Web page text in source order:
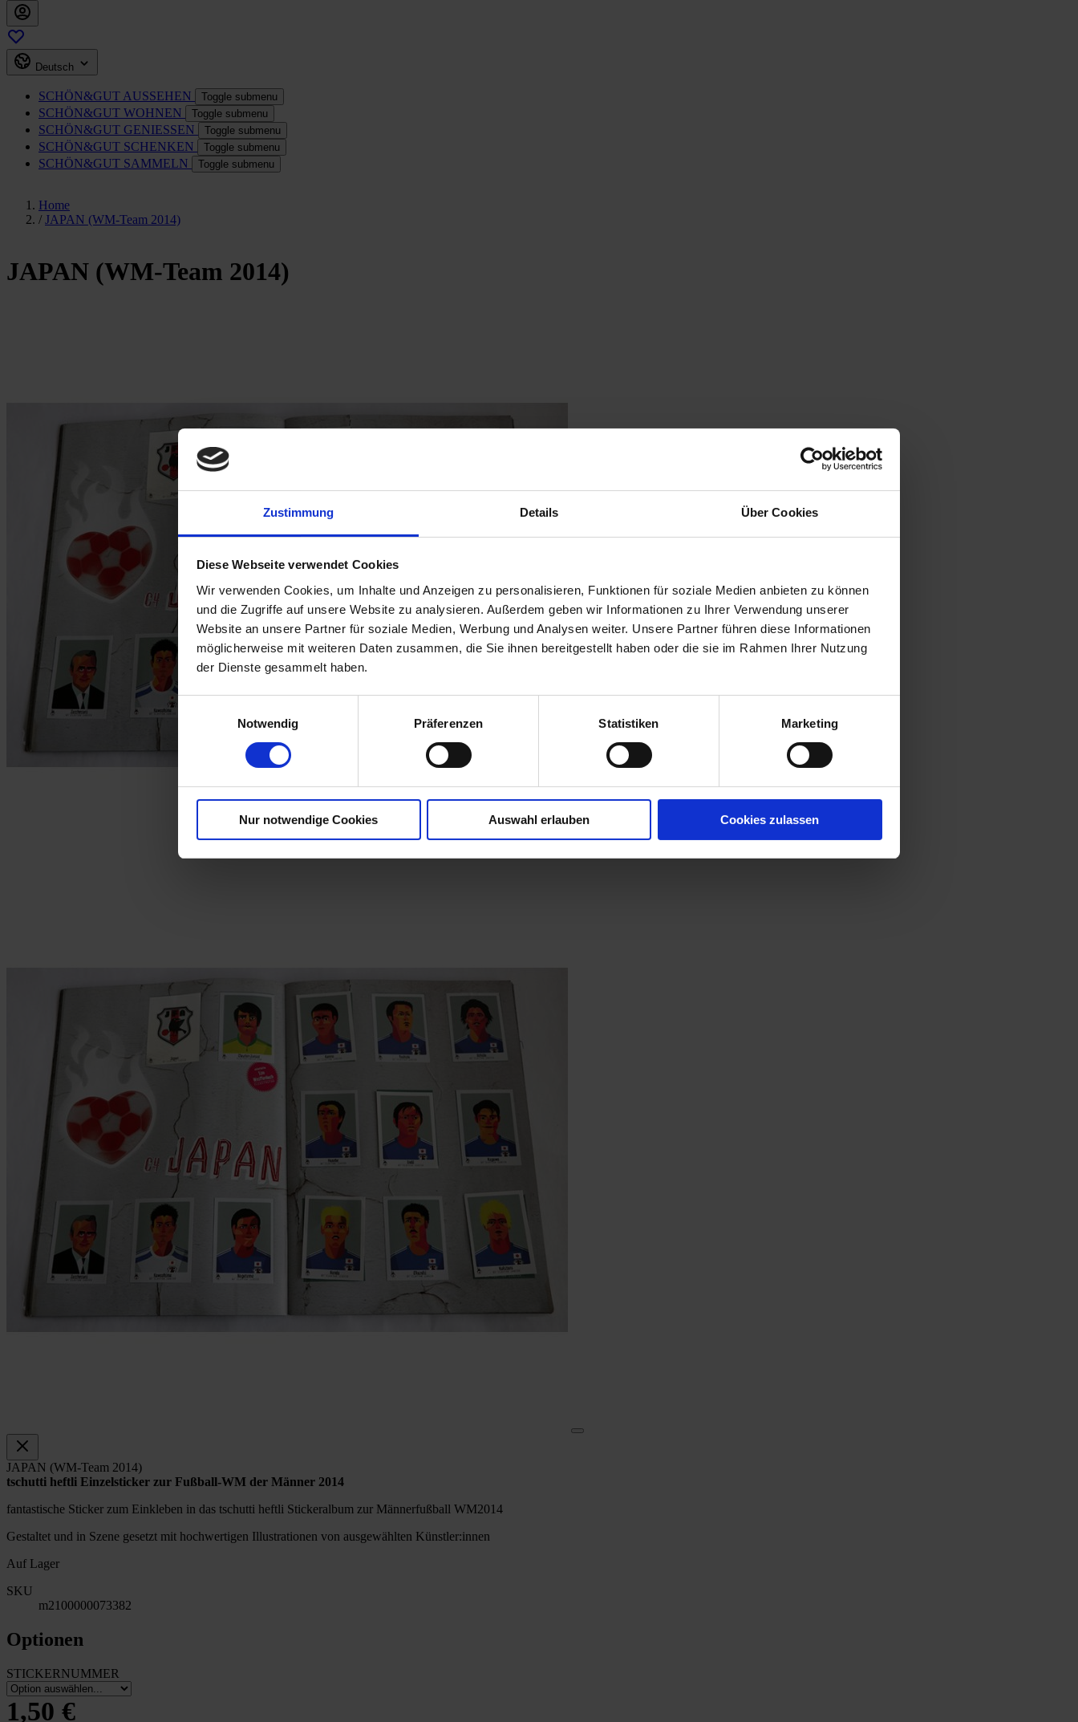
Zustimmung Details Über Cookies
Diese Webseite verwendet Cookies
Wir verwenden Cookies, um Inhalte und Anzeigen zu personalisieren, Funktionen für soziale Medien anbieten zu können
und die Zugriffe auf unsere Website zu analysieren. Außerdem geben wir Informationen zu Ihrer Verwendung unserer
Website an unsere Partner für soziale Medien, Werbung und Analysen weiter. Unsere Partner führen diese Informationen
möglicherweise mit weiteren Daten zusammen, die Sie ihnen bereitgestellt haben oder die sie im Rahmen Ihrer Nutzung
der Dienste gesammelt haben.
Notwendig
Präferenzen Statistiken Marketing
Nur notwendige Cookies Auswahl erlauben Cookies zulassen
Deutsch
SCHÖN&GUT AUSSEHEN Toggle submenu
SCHÖN&GUT WOHNEN Toggle submenu
SCHÖN&GUT GENIESSEN Toggle submenu
SCHÖN&GUT SCHENKEN Toggle submenu
SCHÖN&GUT SAMMELN Toggle submenu
Home
/ JAPAN (WM-Team 2014)
JAPAN (WM-Team 2014)
JAPAN (WM-Team 2014)
tschutti heftli Einzelsticker zur Fußball-WM der Männer 2014
fantastische Sticker zum Einkleben in das tschutti heftli Stickeralbum zur Männerfußball WM2014
Gestaltet und in Szene gesetzt mit hochwertigen Illustrationen von ausgewählten Künstler:innen
Auf Lager
SKU
m2100000073382
Optionen
STICKERNUMMER
1,50 €